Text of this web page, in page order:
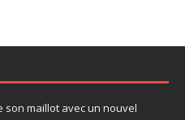
son maillot avec un nouvel